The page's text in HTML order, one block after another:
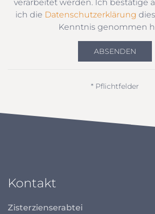
verarbeitet werden. Ich bestätige
ich die Datenschutzerklärung
Kenntnis genommen
ABSENDEN
* Pflichtfelder
Kontakt
Zisterzienserabtei